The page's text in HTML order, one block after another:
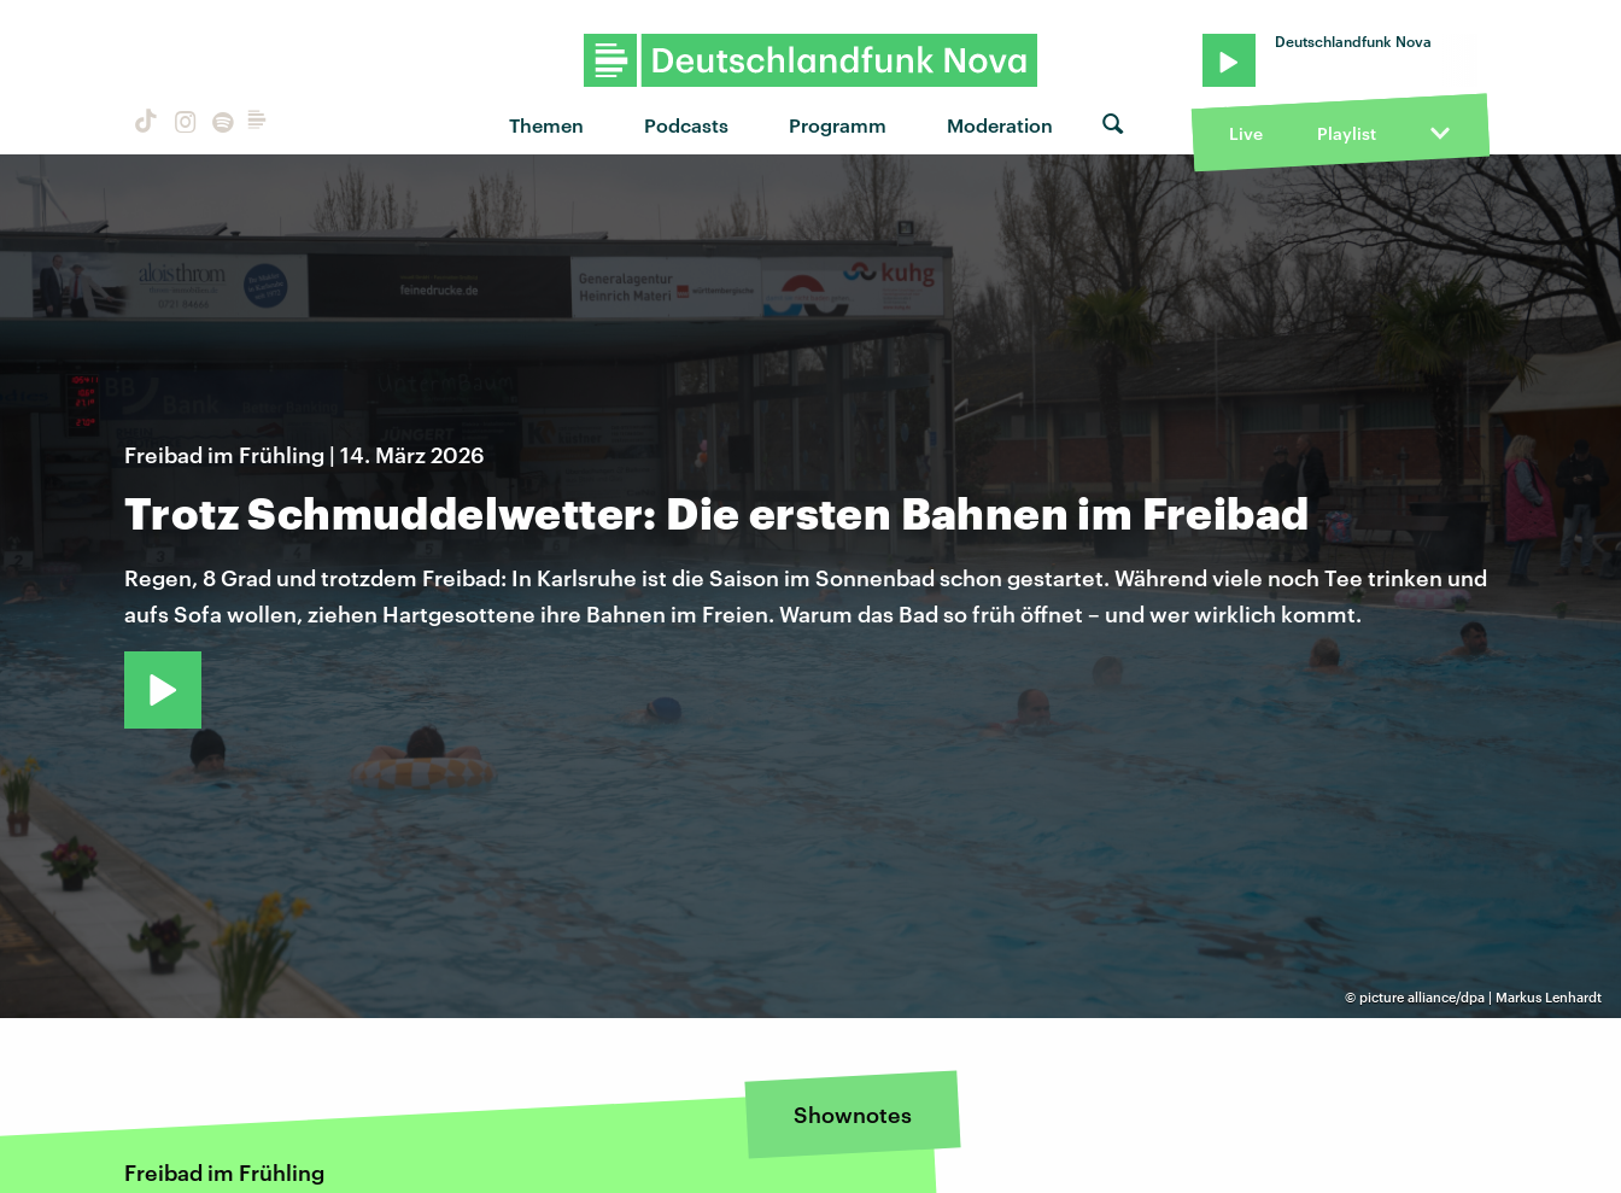
Themen Podcasts Programm Moderation
Deutschlandfunk Nova
Live Playlist
© picture alliance/dpa | Markus Lenhardt
Freibad im Frühling | 14. März 2026
Trotz Schmuddelwetter: Die ersten Bahnen im Freibad
Regen, 8 Grad und trotzdem Freibad: In Karlsruhe ist die Saison im Sonnenbad schon gestartet. Während viele noch Tee trinken und
aufs Sofa wollen, ziehen Hartgesottene ihre Bahnen im Freien. Warum das Bad so früh öffnet – und wer wirklich kommt.
Shownotes
Freibad im Frühling